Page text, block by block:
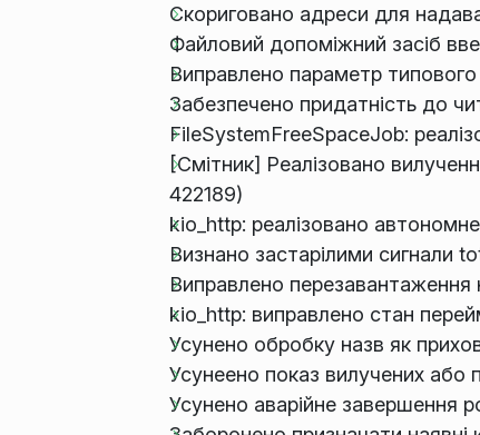
Скориговано адреси для
Файловий допоміжний засіб
Виправлено параметр
Забезпечено придатність до
FileSystemFreeSpaceJob:
[Смітник] Реалізовано
422189)
kio_http: реалізовано
Визнано застарілими сигнали
Виправлено
kio_http: виправлено стан
Усунено обробку назв як
Усунеено показ вилучених або
Усунено аварійне завершення